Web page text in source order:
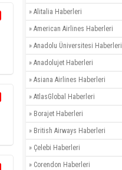
» Alitalia Haberleri
» American Airlines Haberleri
» Anadolu Üniversitesi Haberleri
» Anadolujet Haberleri
» Asiana Airlines Haberleri
» AtlasGlobal Haberleri
» Borajet Haberleri
» British Airways Haberleri
» Çelebi Haberleri
» Corendon Haberleri